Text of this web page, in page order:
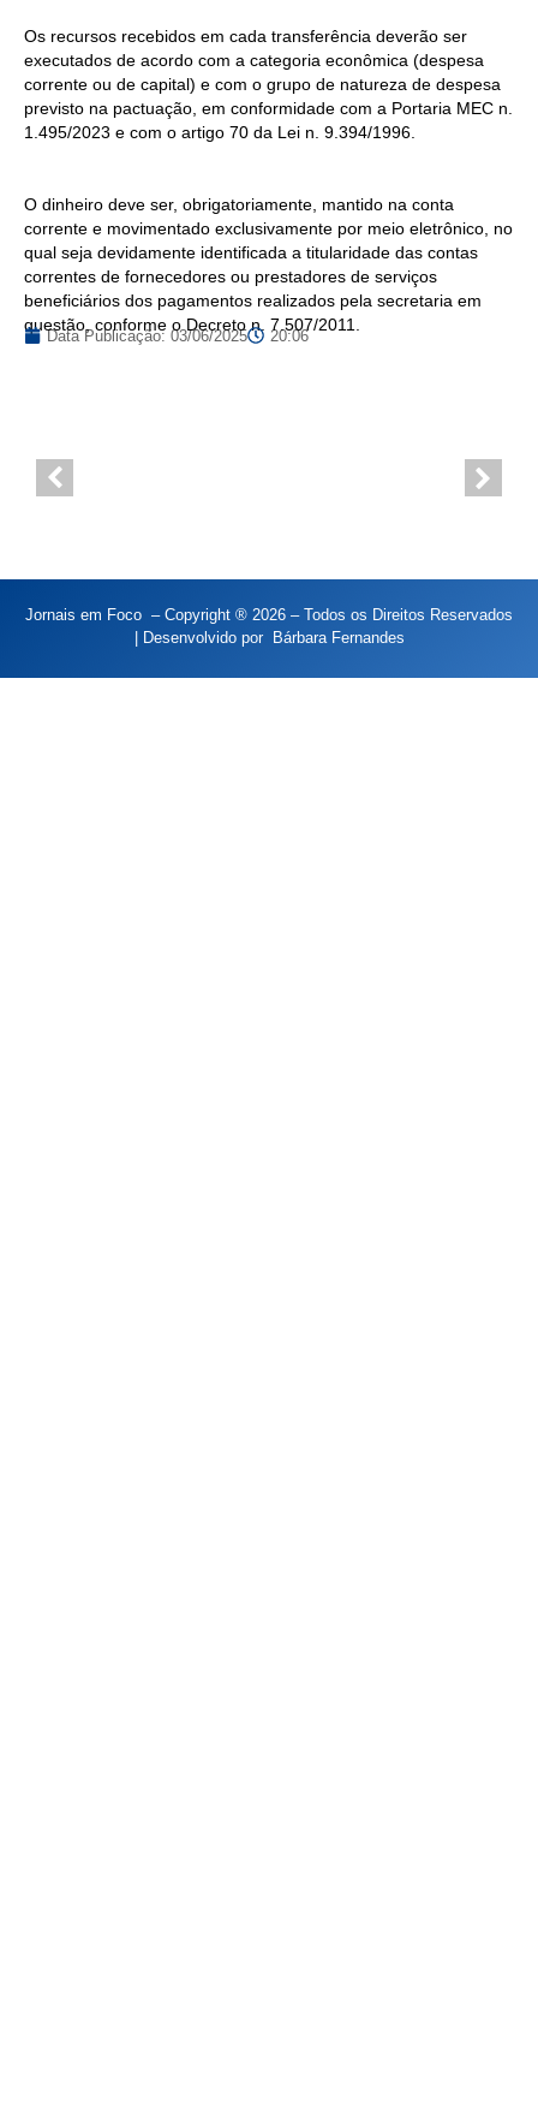
Os recursos recebidos em cada transferência deverão ser
executados de acordo com a categoria econômica (despesa
corrente ou de capital) e com o grupo de natureza de despesa
previsto na pactuação, em conformidade com a Portaria MEC n.
1.495/2023 e com o artigo 70 da Lei n. 9.394/1996.
O dinheiro deve ser, obrigatoriamente, mantido na conta
corrente e movimentado exclusivamente por meio eletrônico, no
qual seja devidamente identificada a titularidade das contas
correntes de fornecedores ou prestadores de serviços
beneficiários dos pagamentos realizados pela secretaria em
questão, conforme o Decreto n. 7.507/2011.
Data Publicação: 03/06/2025 20:06
Jornais em Foco – Copyright ® 2026 – Todos os Direitos Reservados
| Desenvolvido por
Bárbara Fernandes